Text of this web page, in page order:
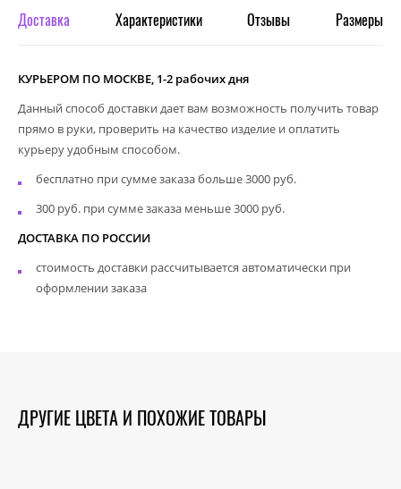
ЗАКАЗ
Доставка Характеристики Отзывы Размеры
КУРЬЕРОМ ПО МОСКВЕ, 1-2 рабочих дня
Данный способ доставки дает вам возможность получить товар
прямо в руки, проверить на качество изделие и оплатить
курьеру удобным способом.
бесплатно при сумме заказа больше 3000 руб.
300 руб. при сумме заказа меньше 3000 руб.
ДОСТАВКА ПО РОССИИ
стоимость доставки рассчитывается автоматически при
оформлении заказа
ДРУГИЕ ЦВЕТА И ПОХОЖИЕ ТОВАРЫ